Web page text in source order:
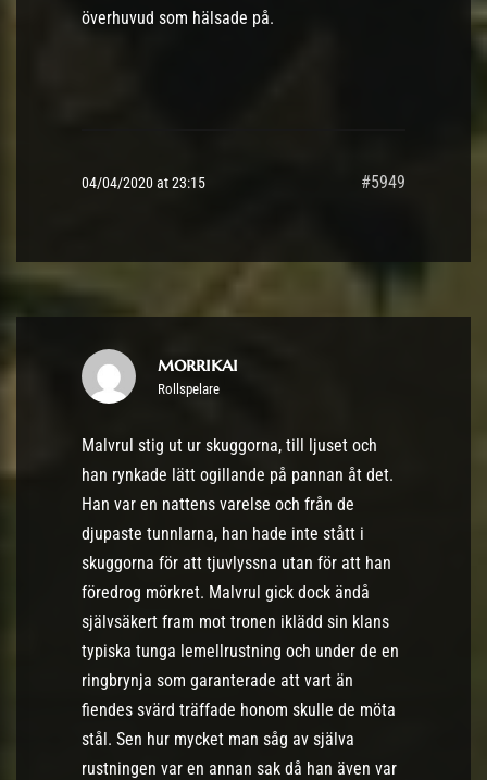
överhuvud som hälsade på.
04/04/2020 at 23:15 #5949
morrikai
Rollspelare
Malvrul stig ut ur skuggorna, till ljuset och
han rynkade lätt ogillande på pannan åt det.
Han var en nattens varelse och från de
djupaste tunnlarna, han hade inte stått i
skuggorna för att tjuvlyssna utan för att han
föredrog mörkret. Malvrul gick dock ändå
självsäkert fram mot tronen iklädd sin klans
typiska tunga lemellrustning och under de en
ringbrynja som garanterade att vart än
fiendes svärd träffade honom skulle de möta
stål. Sen hur mycket man såg av själva
rustningen var en annan sak då han även var